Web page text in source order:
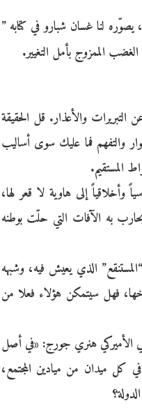
يصوّره لنا غسان شبارو في كتابه ”
الممزوج بأمل التغيير.
والأعذار. قل الحقيقة
والتفهم فما عليك سوى أساليب
المستقيم.
إلى هاوية لا قعر لها،
به الآفات التي حلّت بوطنه
الذي يعيش فيه، وشبهه
فهل سيتمكن هؤلاء فعلا من
الأميركي هنري جورج: «في أصل
ميدان من ميادين المجتمع،